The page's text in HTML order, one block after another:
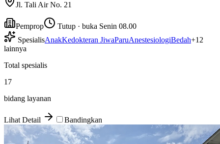
Jl. Tali Air No. 21
Pemprop
Tutup · buka Senin 08.00
SpesialisAnakKedokteran JiwaParuAnestesiologiBedah+12
lainnya
Total spesialis
17
bidang layanan
Lihat Detail Bandingkan